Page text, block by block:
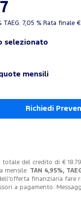
TAEG. 7,05 %Rata finale €
selezionato
mensili
Richiedi
del credito di €
mensile. TAN 4,95%,
finanziaria fare
a pagamento.